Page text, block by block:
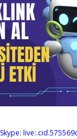
Skype: